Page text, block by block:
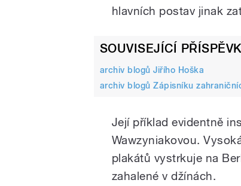
hlavních postav jinak
SOUVISEJÍCÍ
archiv blogů Jiřího Hoška
archiv blogů Zápisníku
Její příklad evidentně
Wawzyniakovou.
plakátů vystrkuje na
zahalené v džínách.